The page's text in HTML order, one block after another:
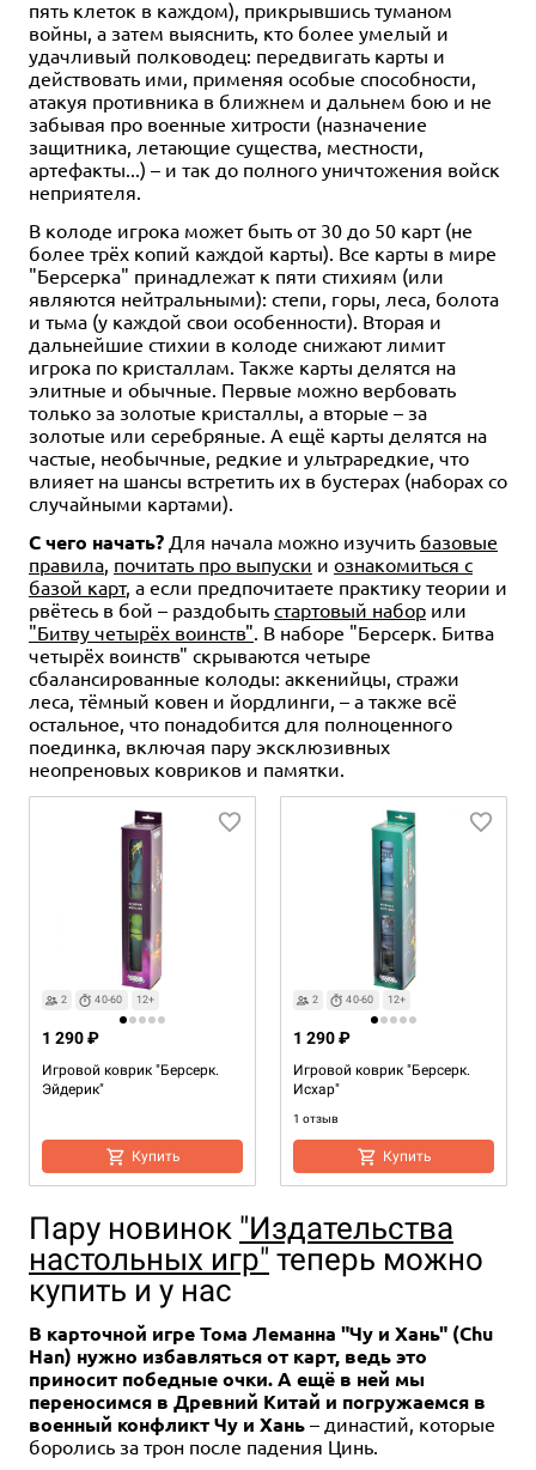
пять клеток в каждом), прикрывшись туманом
войны, а затем выяснить, кто более умелый и
удачливый полководец: передвигать карты и
действовать ими, применяя особые способности,
атакуя противника в ближнем и дальнем бою и не
забывая про военные хитрости (назначение
защитника, летающие существа, местности,
артефакты...) – и так до полного уничтожения войск
неприятеля.
В колоде игрока может быть от 30 до 50 карт (не
более трёх копий каждой карты). Все карты в мире
"Берсерка" принадлежат к пяти стихиям (или
являются нейтральными): степи, горы, леса, болота
и тьма (у каждой свои особенности). Вторая и
дальнейшие стихии в колоде снижают лимит
игрока по кристаллам. Также карты делятся на
элитные и обычные. Первые можно вербовать
только за золотые кристаллы, а вторые – за
золотые или серебряные. А ещё карты делятся на
частые, необычные, редкие и ультраредкие, что
влияет на шансы встретить их в бустерах (наборах со
случайными картами).
С чего начать? Для начала можно изучить базовые
правила, почитать про выпуски и ознакомиться с
базой карт, а если предпочитаете практику теории и
рвётесь в бой – раздобыть стартовый набор или
"Битву четырёх воинств". В наборе "Берсерк. Битва
четырёх воинств" скрываются четыре
сбалансированные колоды: аккенийцы, стражи
леса, тёмный ковен и йордлинги, – а также всё
остальное, что понадобится для полноценного
поединка, включая пару эксклюзивных
неопреновых ковриков и памятки.
2 40-60 12+
Игровой коврик "Берсерк.
Эйдерик"
1 290 ₽
Купить
2 40-60 12+
Игровой коврик "Берсерк.
Исхар"
1 отзыв
1 290 ₽
Купить
Пару новинок "Издательства
настольных игр" теперь можно
купить и у нас
В карточной игре Тома Леманна "Чу и Хань" (Chu
Han) нужно избавляться от карт, ведь это
приносит победные очки. А ещё в ней мы
переносимся в Древний Китай и погружаемся в
военный конфликт Чу и Хань – династий, которые
боролись за трон после падения Цинь.